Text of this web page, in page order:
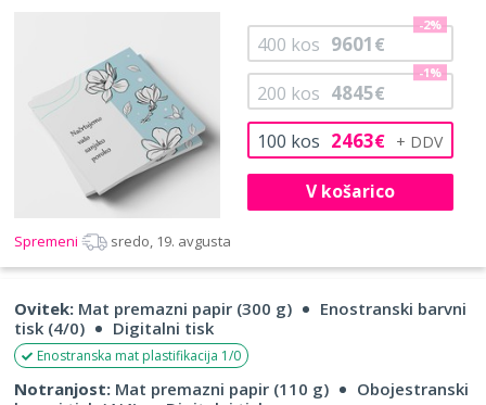
100 kos 2463€
200 kos 4845€
-1%
400 kos 9601€
-2%
V košarico
Spremeni sredo, 19. avgusta
Ovitek: Mat premazni papir (300 g)
Enostranski barvni
tisk (4/0)
Digitalni tisk
Enostranska mat plastifikacija 1/0
Notranjost: Mat premazni papir (110 g)
Obojestranski